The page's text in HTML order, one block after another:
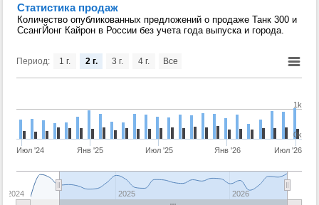
Статистика продаж
Количество опубликованных предложений о продаже Танк 300 и
СсангЙонг Кайрон в России без учета года выпуска и города.
Период:
Июл '24 Янв '25 Июл '25 Янв '26 Июл '26
2025 2026
2024
0k
1k
1 г. 2 г. 3 г. 4 г. Все